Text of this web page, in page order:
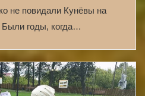
не повидали Кунёвы на
годы, когда…